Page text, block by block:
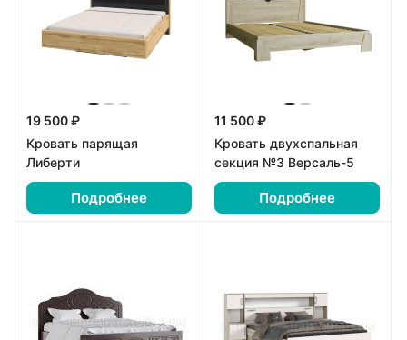
19 500 ₽
Кровать парящая
Либерти
Подробнее
11 500 ₽
Кровать двухспальная
секция №3 Версаль-5
Подробнее